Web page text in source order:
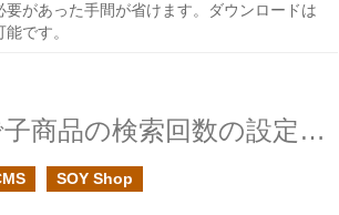
要があった手間が省けます。ダウンロードは
です。
SOY Shopで子商品の検索回数の設定で高速化
SOY Shop